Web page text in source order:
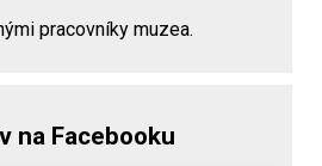
pracovníky muzea.
na Facebooku